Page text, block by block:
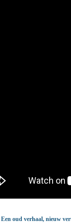
Een oud verhaal, nieuw